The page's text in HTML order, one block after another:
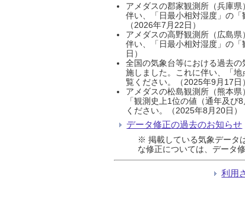
アメダスの郡家観測所（兵庫
伴い、「日最小相対湿度」の
（2026年7月22日）
アメダスの高野観測所（広島
伴い、「日最小相対湿度」の
日）
全国の気象台等における過去
施しました。これに伴い、「
覧ください。（2025年9月17日）
アメダスの松島観測所（熊本
「観測史上1位の値（通年及
ください。（2025年8月20日）
データ修正の過去のお知らせ
※ 掲載している気象データ
な修正については、データ
利用